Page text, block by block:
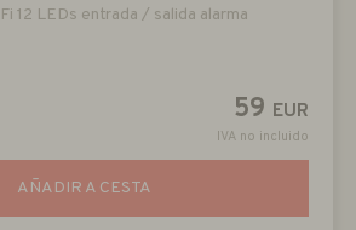
12 LEDs entrada / salida alarma
59 EUR
IVA no incluido
AÑADIR A CESTA